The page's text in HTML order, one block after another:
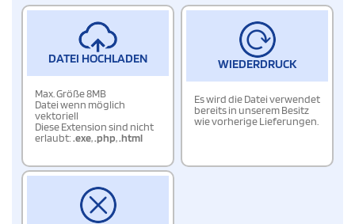
DATEI HOCHLADEN
Max. Größe 8MB
Datei wenn möglich
vektoriell
Diese Extension sind nicht
erlaubt:.exe,.php,.html
WIEDERDRUCK
Es wird die Datei verwendet
bereits in unserem Besitz
wie vorherige Lieferungen.